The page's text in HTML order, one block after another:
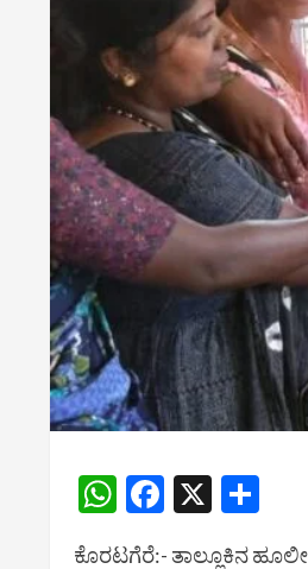
WhatsApp
Facebook
X
ಕೊರಟಗೆರೆ:- ತಾಲ್ಲೂಕಿನ